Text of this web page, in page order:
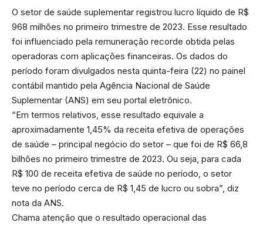
O setor de saúde suplementar registrou lucro líquido de R$
968 milhões no primeiro trimestre de 2023. Esse resultado
foi influenciado pela remuneração recorde obtida pelas
operadoras com aplicações financeiras. Os dados do
período foram divulgados nesta quinta-feira (22) no painel
contábil mantido pela Agência Nacional de Saúde
Suplementar (ANS) em seu portal eletrônico.
“Em termos relativos, esse resultado equivale a
aproximadamente 1,45% da receita efetiva de operações
de saúde – principal negócio do setor – que foi de R$ 66,8
bilhões no primeiro trimestre de 2023. Ou seja, para cada
R$ 100 de receita efetiva de saúde no período, o setor
teve no período cerca de R$ 1,45 de lucro ou sobra”, diz
nota da ANS.
Chama atenção que o resultado operacional das